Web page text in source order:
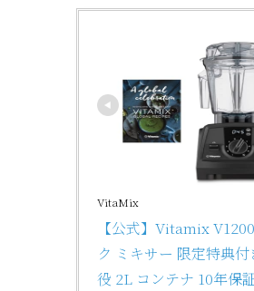
VitaMix
【公式】Vitamix
ク ミキサー 限定特典付
役 2L コンテナ 10年保